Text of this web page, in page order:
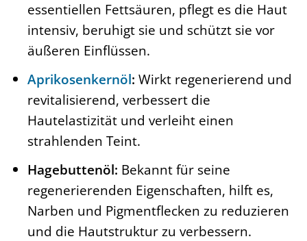
essentiellen Fettsäuren, pflegt es die Haut
intensiv, beruhigt sie und schützt sie vor
äußeren Einflüssen.
Aprikosenkernöl: Wirkt regenerierend und
revitalisierend, verbessert die
Hautelastizität und verleiht einen
strahlenden Teint.
Hagebuttenöl: Bekannt für seine
regenerierenden Eigenschaften, hilft es,
Narben und Pigmentflecken zu reduzieren
und die Hautstruktur zu verbessern.